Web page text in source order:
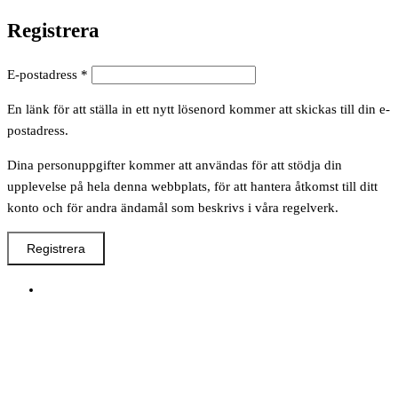
Registrera
E-postadress *
En länk för att ställa in ett nytt lösenord kommer att skickas till din e-
postadress.
Dina personuppgifter kommer att användas för att stödja din
upplevelse på hela denna webbplats, för att hantera åtkomst till ditt
konto och för andra ändamål som beskrivs i våra regelverk.
Registrera